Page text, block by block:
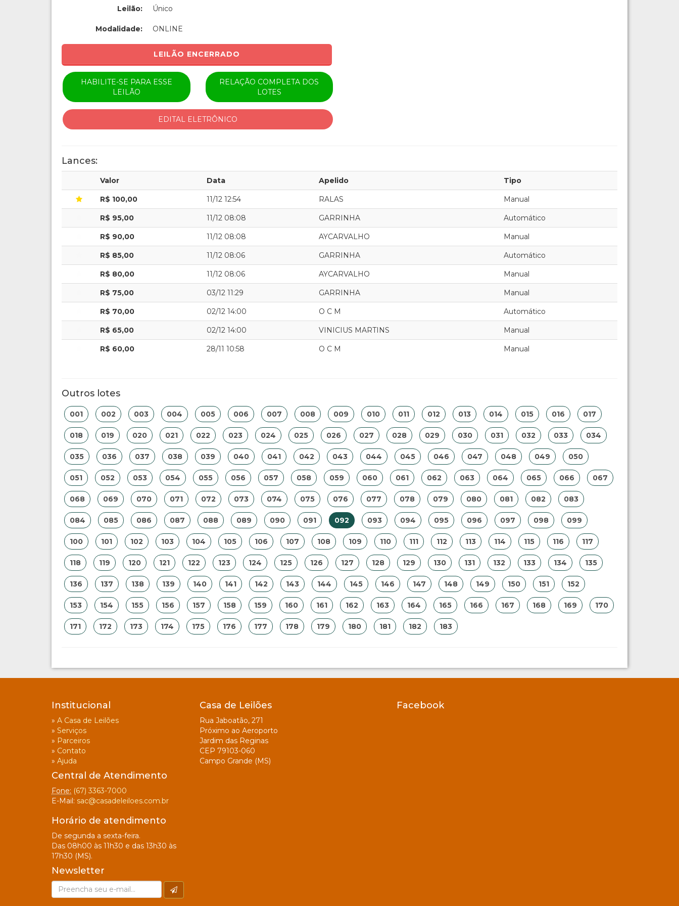
Leilão: Único
Modalidade: ONLINE
LEILÃO ENCERRADO
HABILITE-SE PARA ESSE
LEILÃO
RELAÇÃO COMPLETA DOS
LOTES
EDITAL ELETRÔNICO
Lances:
Valor Data Apelido Tipo
R$ 100,00 11/12 12:54 RALAS Manual
R$ 95,00 11/12 08:08 GARRINHA Automático
R$ 90,00 11/12 08:08 AYCARVALHO Manual
R$ 85,00 11/12 08:06 GARRINHA Automático
R$ 80,00 11/12 08:06 AYCARVALHO Manual
R$ 75,00 03/12 11:29 GARRINHA Manual
R$ 70,00 02/12 14:00 O C M Automático
R$ 65,00 02/12 14:00 VINICIUS MARTINS Manual
R$ 60,00 28/11 10:58 O C M Manual
Outros lotes
001 002 003 004 005 006 007 008 009 010 011 012 013 014 015 016 017
018 019 020 021 022 023 024 025 026 027 028 029 030 031 032 033 034
035 036 037 038 039 040 041 042 043 044 045 046 047 048 049 050
051 052 053 054 055 056 057 058 059 060 061 062 063 064 065 066 067
068 069 070 071 072 073 074 075 076 077 078 079 080 081 082 083
084 085 086 087 088 089 090 091 092 093 094 095 096 097 098 099
100 101 102 103 104 105 106 107 108 109 110 111 112 113 114 115 116 117
118 119 120 121 122 123 124 125 126 127 128 129 130 131 132 133 134 135
136 137 138 139 140 141 142 143 144 145 146 147 148 149 150 151 152
153 154 155 156 157 158 159 160 161 162 163 164 165 166 167 168 169 170
171 172 173 174 175 176 177 178 179 180 181 182 183
Institucional
» A Casa de Leilões
» Serviços
» Parceiros
» Contato
» Ajuda
Central de Atendimento
Fone: (67) 3363-7000
E-Mail: sac@casadeleiloes.com.br
Horário de atendimento
De segunda a sexta-feira.
Das 08h00 às 11h30 e das 13h30 às
17h30 (MS).
Newsletter
Casa de Leilões
Rua Jaboatão, 271
Próximo ao Aeroporto
Jardim das Reginas
CEP 79103-060
Campo Grande (MS)
Facebook